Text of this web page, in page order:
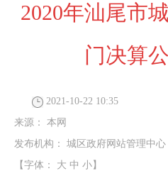
2020年汕尾市
门决算
2021-10-22 10:35
来源： 本网
发布机构： 城区政府网站管理中心
【字体： 大 中 小 】